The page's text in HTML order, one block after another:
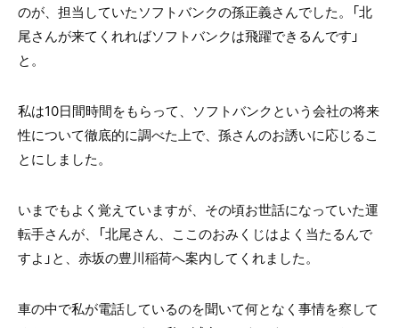
のが、担当していたソフトバンクの孫正義さんでした。「北
尾さんが来てくれればソフトバンクは飛躍できるんです」
と。
私は10日間時間をもらって、ソフトバンクという会社の将来
性について徹底的に調べた上で、孫さんのお誘いに応じるこ
とにしました。
いまでもよく覚えていますが、その頃お世話になっていた運
転手さんが、「北尾さん、ここのおみくじはよく当たるんで
すよ」と、赤坂の豊川稲荷へ案内してくれました。
車の中で私が電話しているのを聞いて何となく事情を察して